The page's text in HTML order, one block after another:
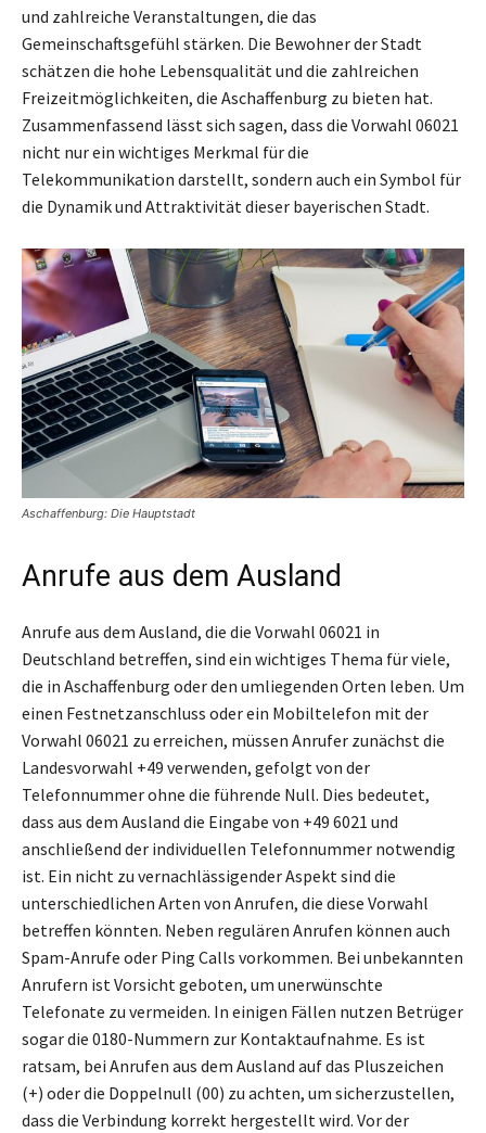
und zahlreiche Veranstaltungen, die das
Gemeinschaftsgefühl stärken. Die Bewohner der Stadt
schätzen die hohe Lebensqualität und die zahlreichen
Freizeitmöglichkeiten, die Aschaffenburg zu bieten hat.
Zusammenfassend lässt sich sagen, dass die Vorwahl 06021
nicht nur ein wichtiges Merkmal für die
Telekommunikation darstellt, sondern auch ein Symbol für
die Dynamik und Attraktivität dieser bayerischen Stadt.
Aschaffenburg: Die Hauptstadt
Anrufe aus dem Ausland
Anrufe aus dem Ausland, die die Vorwahl 06021 in
Deutschland betreffen, sind ein wichtiges Thema für viele,
die in Aschaffenburg oder den umliegenden Orten leben. Um
einen Festnetzanschluss oder ein Mobiltelefon mit der
Vorwahl 06021 zu erreichen, müssen Anrufer zunächst die
Landesvorwahl +49 verwenden, gefolgt von der
Telefonnummer ohne die führende Null. Dies bedeutet,
dass aus dem Ausland die Eingabe von +49 6021 und
anschließend der individuellen Telefonnummer notwendig
ist. Ein nicht zu vernachlässigender Aspekt sind die
unterschiedlichen Arten von Anrufen, die diese Vorwahl
betreffen könnten. Neben regulären Anrufen können auch
Spam-Anrufe oder Ping Calls vorkommen. Bei unbekannten
Anrufern ist Vorsicht geboten, um unerwünschte
Telefonate zu vermeiden. In einigen Fällen nutzen Betrüger
sogar die 0180-Nummern zur Kontaktaufnahme. Es ist
ratsam, bei Anrufen aus dem Ausland auf das Pluszeichen
(+) oder die Doppelnull (00) zu achten, um sicherzustellen,
dass die Verbindung korrekt hergestellt wird. Vor der